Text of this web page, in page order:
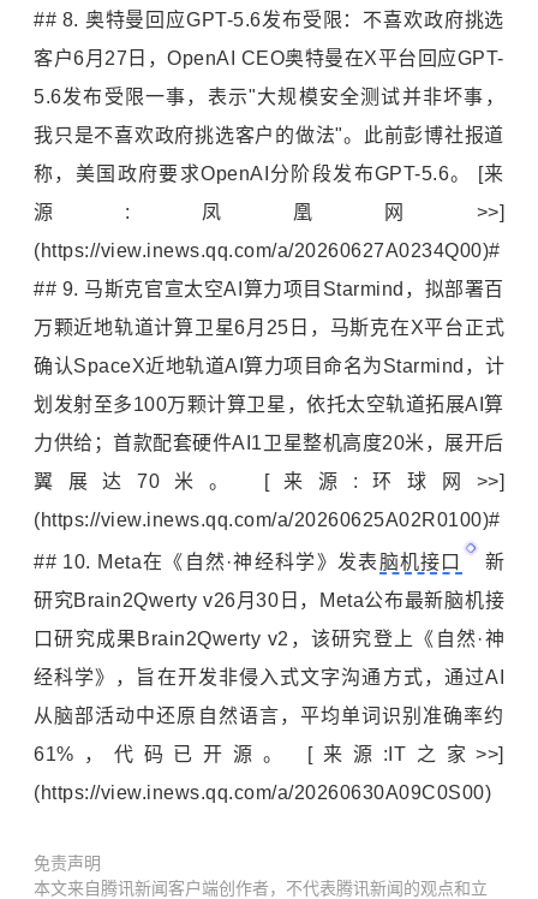
## 8. 奥特曼回应GPT-5.6发布受限：不喜欢政府挑选
客户6月27日，OpenAI CEO奥特曼在X平台回应GPT-
5.6发布受限一事，表示"大规模安全测试并非坏事，
我只是不喜欢政府挑选客户的做法"。此前彭博社报道
称，美国政府要求OpenAI分阶段发布GPT-5.6。 [来
源:凤凰网>>]
(https://view.inews.qq.com/a/20260627A0234Q00)#
## 9. 马斯克官宣太空AI算力项目Starmind，拟部署百
万颗近地轨道计算卫星6月25日，马斯克在X平台正式
确认SpaceX近地轨道AI算力项目命名为Starmind，计
划发射至多100万颗计算卫星，依托太空轨道拓展AI算
力供给；首款配套硬件AI1卫星整机高度20米，展开后
翼展达70米。 [来源:环球网>>]
(https://view.inews.qq.com/a/20260625A02R0100)#
## 10. Meta在《自然·神经科学》发表 脑机接口
新
研究Brain2Qwerty v26月30日，Meta公布最新脑机接
口研究成果Brain2Qwerty v2，该研究登上《自然·神
经科学》，旨在开发非侵入式文字沟通方式，通过AI
从脑部活动中还原自然语言，平均单词识别准确率约
61%，代码已开源。 [来源:IT之家>>]
(https://view.inews.qq.com/a/20260630A09C0S00)
免责声明
本文来自腾讯新闻客户端创作者，不代表腾讯新闻的观点和立